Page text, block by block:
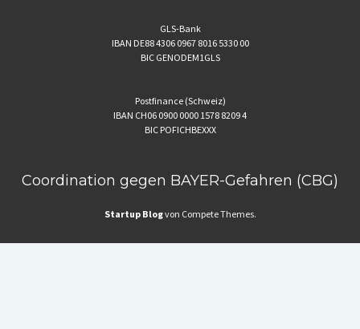
GLS-Bank
IBAN DE88 4306 0967 8016 5330 00
BIC GENODEM1GLS
Postfinance (Schweiz)
IBAN CH06 0900 0000 1578 8209 4
BIC POFICHBEXXX
Coordination gegen BAYER-Gefahren (CBG)
Startup Blogvon Compete Themes.